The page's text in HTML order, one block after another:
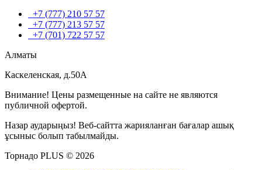
+7 (777) 210 57 57
+7 (777) 213 57 57
+7 (701) 722 57 57
Алматы
Каскеленская, д.50А
Внимание! Цены размещенные на сайте не являются
публичной офертой.
Назар аударыңыз! Веб-сайтта жарияланған бағалар ашық
ұсыныс болып табылмайды.
Торнадо PLUS © 2026